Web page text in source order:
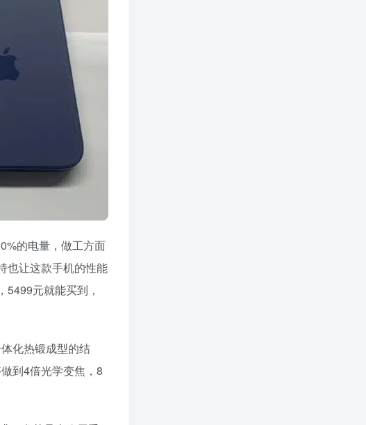
的电量，做工方面
也让这款手机的性能
元就能买到，
化热锻成型的结
到4倍光学变焦，8